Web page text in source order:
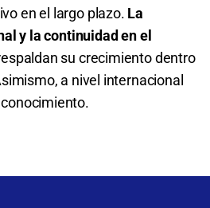
en el largo plazo. La
y la continuidad en el
su crecimiento dentro
a nivel internacional